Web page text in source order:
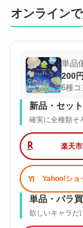
オンライン
単品
200
6種コ
新品・セッ
確実に全種類そ
楽天
Yahoo!ショ
単品・バラ
欲しいキャラだ